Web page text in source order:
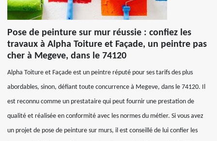
Pose de peinture sur mur réussie : confiez les
travaux à Alpha Toiture et Façade, un peintre pas
cher à Megeve, dans le 74120
Alpha Toiture et Façade est un peintre réputé pour ses tarifs des plus
abordables, sinon, défiant toute concurrence à Megeve, dans le 74120. Il
est reconnu comme un prestataire qui peut fournir une prestation de
qualité et réalisée en conformité avec les normes du métier. Si vous avez
un projet de pose de peinture sur murs, il est conseillé de lui confier les